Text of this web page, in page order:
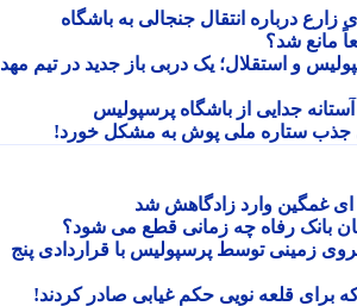
درباره انتقال جنجالی به باشگاه
شد؟
و استقلال؛ یک دربی باز جدید در تیم مهدی
جدایی از باشگاه پرسپولیس
ستاره ملی پوش به مشکل خورد!
وارد زادگاهش شد
رفاه چه زمانی قطع می شود؟
توسط پرسپولیس با قراردادی پنج
قلعه نویی حکم غیابی صادر کردند!